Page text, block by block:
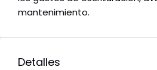
mantenimiento.
Detalles